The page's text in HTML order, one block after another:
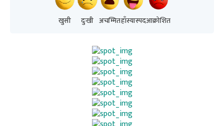
खुसी दुःखी अचम्मितहाँस्यास्पदआक्रोशित